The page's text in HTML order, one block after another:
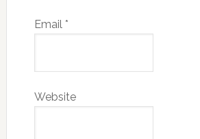
Email *
Website